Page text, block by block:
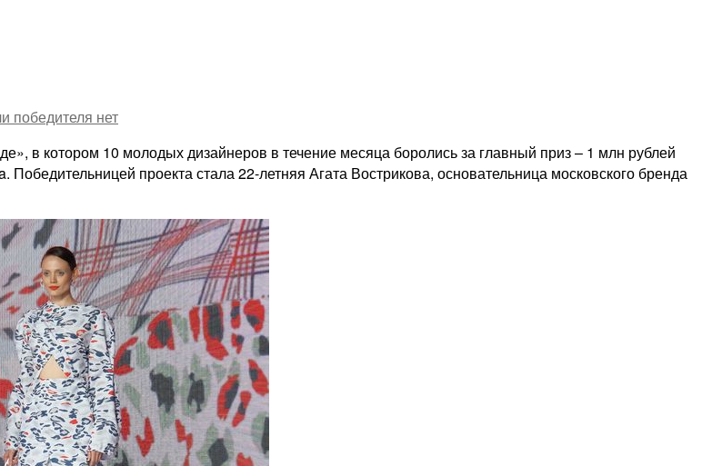
победителя нет
в котором 10 молодых дизайнеров в течение месяца боролись за главный приз – 1 млн рублей
проекта стала 22-летняя Агата Вострикова, основательница московского бренда